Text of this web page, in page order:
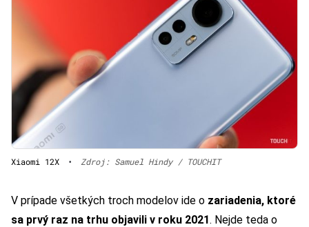
Xiaomi 12X • Zdroj: Samuel Hindy / TOUCHIT
V prípade všetkých troch modelov ide o zariadenia, ktoré
sa prvý raz na trhu objavili v roku 2021. Nejde teda o